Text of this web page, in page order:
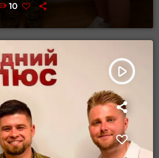
10
play_arrow